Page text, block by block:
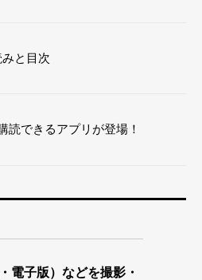
と目次
読できるアプリが登場！
電子版）などを撮影・